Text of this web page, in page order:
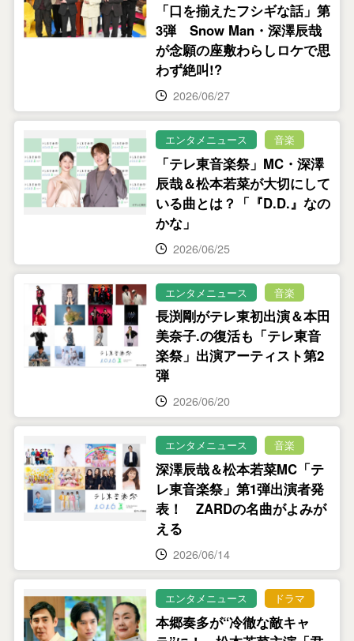
「口を揃えたフシギな話」第
3弾 Snow Man・深澤辰哉
が念願の座敷わらしロケで思
わず絶叫!?
2026/06/27
エンタメニュース 音楽
「テレ東音楽祭」MC・深澤
辰哉＆松本若菜が大切にして
いる曲とは？「『D.D.』なの
かな」
2026/06/25
エンタメニュース 音楽
長渕剛がテレ東初出演＆本田
美奈子.の復活も「テレ東音
楽祭」出演アーティスト第2
弾
2026/06/20
エンタメニュース 音楽
深澤辰哉＆松本若菜MC「テ
レ東音楽祭」第1弾出演者発
表！ ZARDの名曲がよみが
える
2026/06/14
エンタメニュース ドラマ
本郷奏多が“冷徹な敵キャ